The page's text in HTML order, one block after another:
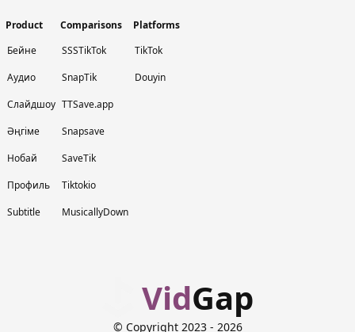
Product
Бейне
Аудио
Слайдшоу
Әңгіме
Нобай
Профиль
Subtitle
Comparisons
SSSTikTok
SnapTik
TTSave.app
Snapsave
SaveTik
Tiktokio
MusicallyDown
Platforms
TikTok
Douyin
VidGap
© Copyright 2023 - 2026